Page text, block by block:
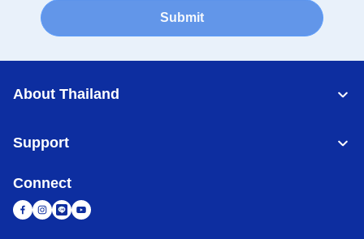
Submit
About Thailand
Support
Connect